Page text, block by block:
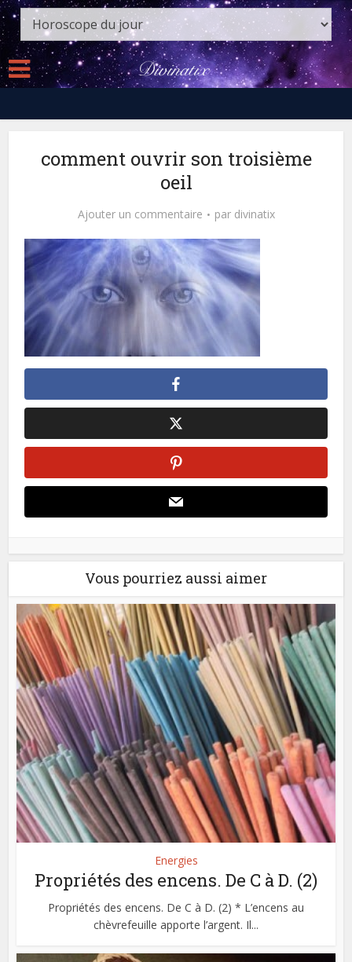
comment ouvrir son troisième
oeil
Ajouter un commentaire par divinatix
Vous pourriez aussi aimer
Energies
Propriétés des encens. De C à D. (2)
Propriétés des encens. De C à D. (2) * L’encens au
chèvrefeuille apporte l’argent. Il...